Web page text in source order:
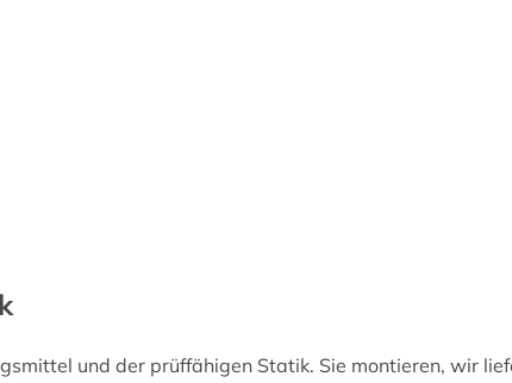
und der prüffähigen Statik. Sie montieren, wir